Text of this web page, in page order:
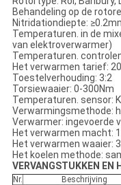
Behandeling op de
Nitridationdiepte:
Temperaturen. in de
van elektroverwarmer)
Temperaturen.
Het verwarmen tarief:
Toestelverhouding: 3:2
Torsiewaaier: 0-300Nm
Temperaturen. sensor:
Verwarmingsmethode:
Verwarmer: ingevoerde
Het verwarmen macht:
Het verwarmen waaier:
Het koelen methode:
VERVANGSTUKKEN EN
Nr. Beschrijving